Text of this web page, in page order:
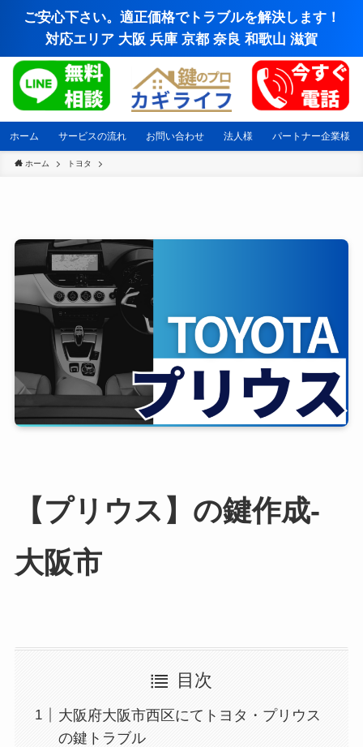
ご安心下さい。適正価格でトラブルを解決します！
対応エリア 大阪 兵庫 京都 奈良 和歌山 滋賀
ホーム サービスの流れ お問い合わせ 法人様 パートナー企業様
ホーム トヨタ
【プリウス】の鍵作成-
大阪市
目次
大阪府大阪市西区にてトヨタ・プリウス
の鍵トラブル